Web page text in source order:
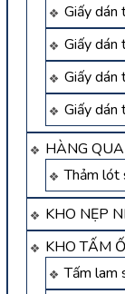
Giấy dán
Giấy dán
Giấy dán
Giấy dán
HÀNG
Thảm lót
KHO NẸP
KHO TẤM
Tấm lam